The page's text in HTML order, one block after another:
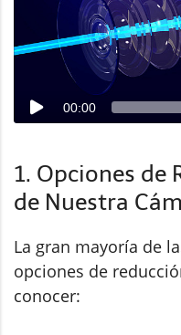
00:00
1. Opciones de
de Nuestra
La gran mayoría de
opciones de
conocer: